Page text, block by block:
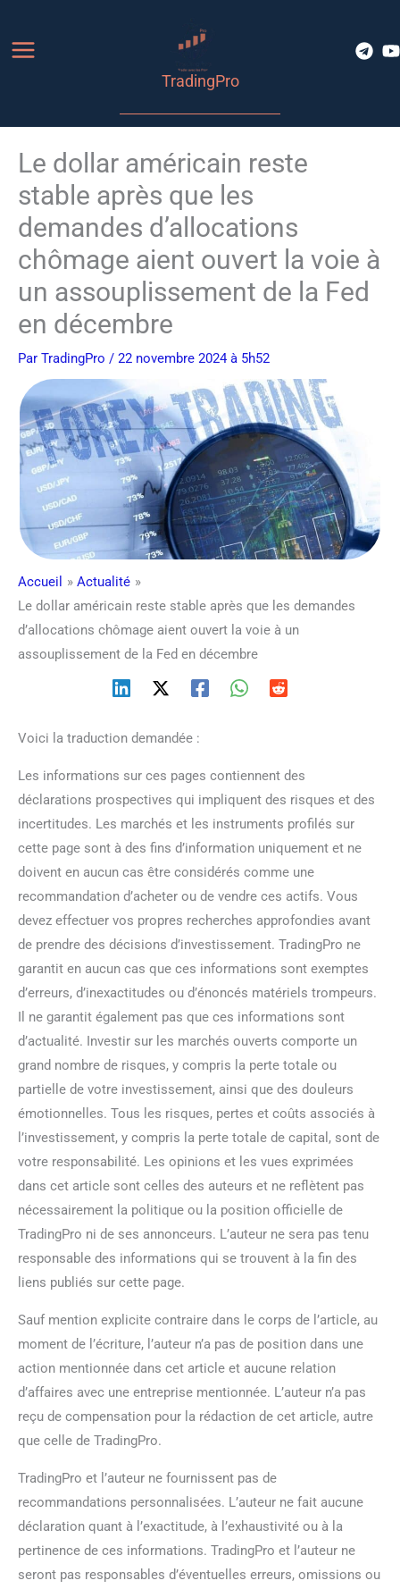
contenu
TradingPro
Le dollar américain reste
stable après que les
demandes d’allocations
chômage aient ouvert la voie à
un assouplissement de la Fed
en décembre
Par TradingPro / 22 novembre 2024 à 5h52
Accueil
Actualité
Le dollar américain reste stable après que les demandes
d’allocations chômage aient ouvert la voie à un
assouplissement de la Fed en décembre
Voici la traduction demandée :
Les informations sur ces pages contiennent des
déclarations prospectives qui impliquent des risques et des
incertitudes. Les marchés et les instruments profilés sur
cette page sont à des fins d’information uniquement et ne
doivent en aucun cas être considérés comme une
recommandation d’acheter ou de vendre ces actifs. Vous
devez effectuer vos propres recherches approfondies avant
de prendre des décisions d’investissement. TradingPro ne
garantit en aucun cas que ces informations sont exemptes
d’erreurs, d’inexactitudes ou d’énoncés matériels trompeurs.
Il ne garantit également pas que ces informations sont
d’actualité. Investir sur les marchés ouverts comporte un
grand nombre de risques, y compris la perte totale ou
partielle de votre investissement, ainsi que des douleurs
émotionnelles. Tous les risques, pertes et coûts associés à
l’investissement, y compris la perte totale de capital, sont de
votre responsabilité. Les opinions et les vues exprimées
dans cet article sont celles des auteurs et ne reflètent pas
nécessairement la politique ou la position officielle de
TradingPro ni de ses annonceurs. L’auteur ne sera pas tenu
responsable des informations qui se trouvent à la fin des
liens publiés sur cette page.
Sauf mention explicite contraire dans le corps de l’article, au
moment de l’écriture, l’auteur n’a pas de position dans une
action mentionnée dans cet article et aucune relation
d’affaires avec une entreprise mentionnée. L’auteur n’a pas
reçu de compensation pour la rédaction de cet article, autre
que celle de TradingPro.
TradingPro et l’auteur ne fournissent pas de
recommandations personnalisées. L’auteur ne fait aucune
déclaration quant à l’exactitude, à l’exhaustivité ou à la
pertinence de ces informations. TradingPro et l’auteur ne
seront pas responsables d’éventuelles erreurs, omissions ou